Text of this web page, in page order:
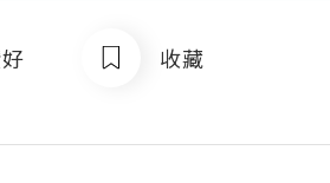
收藏